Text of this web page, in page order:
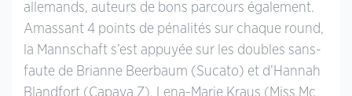
allemands, auteurs de bons parcours également.
Amassant 4 points de pénalités sur chaque round,
la Mannschaft s’est appuyée sur les doubles sans-
faute de Brianne Beerbaum (Sucato) et d’Hannah
Blandfort (Capaya Z). Lena-Marie Kraus (Miss Mc